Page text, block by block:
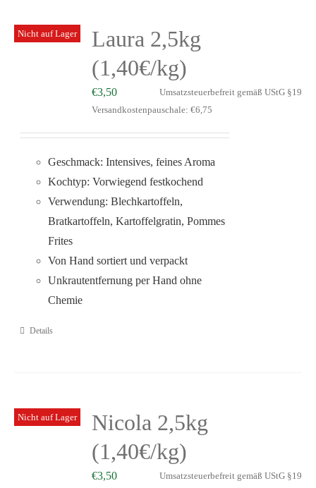
Nicht auf Lager
Laura 2,5kg
(1,40€/kg)
€3,50
Umsatzsteuerbefreit gemäß UStG §19
Versandkostenpauschale: €6,75
Geschmack: Intensives, feines Aroma
Kochtyp: Vorwiegend festkochend
Verwendung: Blechkartoffeln,
Bratkartoffeln, Kartoffelgratin, Pommes
Frites
Von Hand sortiert und verpackt
Unkrautentfernung per Hand ohne
Chemie
Details
Nicht auf Lager
Nicola 2,5kg
(1,40€/kg)
€3,50
Umsatzsteuerbefreit gemäß UStG §19